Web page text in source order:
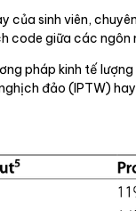
của sinh viên,
code giữa các ngôn
pháp kinh tế
đảo (IPTW)